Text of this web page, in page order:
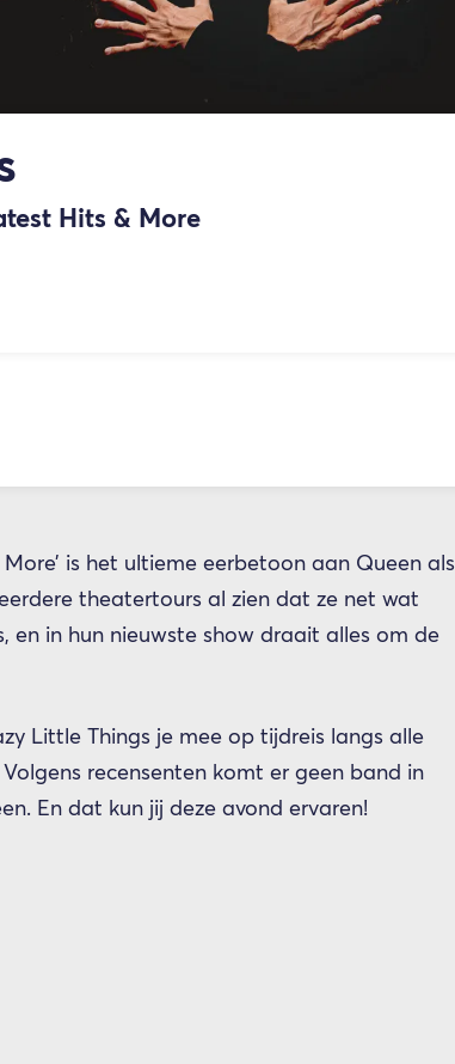
Hits & More
is het ultieme eerbetoon aan Queen als
theatertours al zien dat ze net wat
en in hun nieuwste show draait alles om de
Little Things je mee op tijdreis langs alle
recensenten komt er geen band in
En dat kun jij deze avond ervaren!